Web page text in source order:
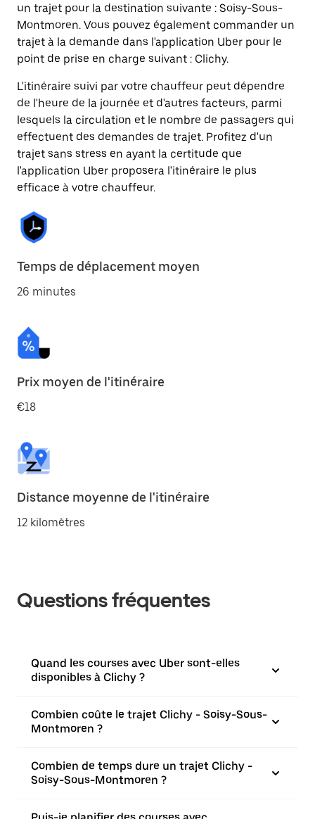
un trajet pour la destination suivante : Soisy-Sous-
Montmoren. Vous pouvez également commander un
trajet à la demande dans l'application Uber pour le
point de prise en charge suivant : Clichy.
L'itinéraire suivi par votre chauffeur peut dépendre
de l'heure de la journée et d'autres facteurs, parmi
lesquels la circulation et le nombre de passagers qui
effectuent des demandes de trajet. Profitez d'un
trajet sans stress en ayant la certitude que
l'application Uber proposera l'itinéraire le plus
efficace à votre chauffeur.
Temps de déplacement moyen
26 minutes
Prix moyen de l'itinéraire
€18
Distance moyenne de l'itinéraire
12 kilomètres
Questions fréquentes
Quand les courses avec Uber sont-elles
disponibles à Clichy ?
Combien coûte le trajet Clichy - Soisy-Sous-
Montmoren ?
Combien de temps dure un trajet Clichy -
Soisy-Sous-Montmoren ?